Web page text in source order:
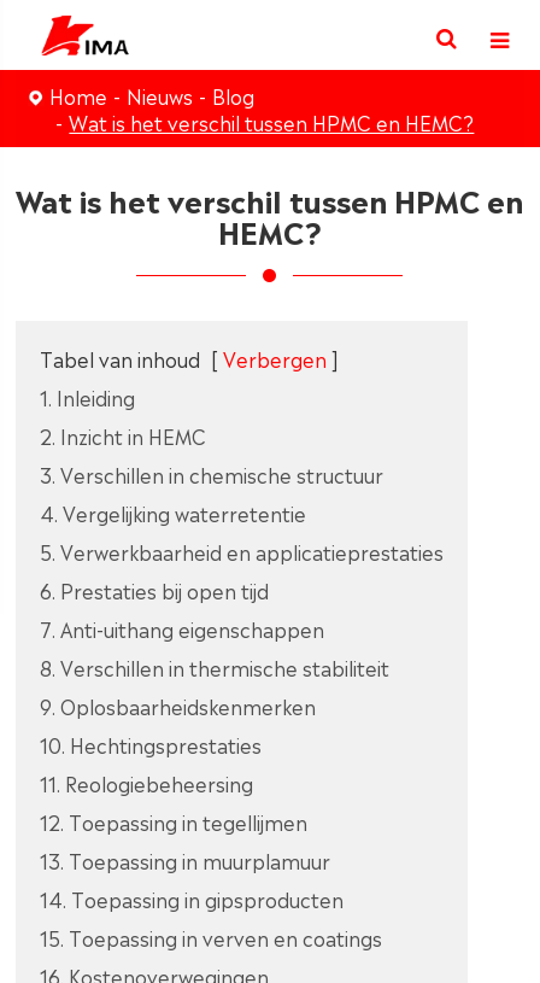
Home Nieuws
Blog
Wat is het verschil tussen HPMC en HEMC?
Wat is het verschil tussen HPMC en
HEMC?
Tabel van inhoud [ Verbergen ]
1. Inleiding
2. Inzicht in HEMC
3. Verschillen in chemische structuur
4. Vergelijking waterretentie
5. Verwerkbaarheid en applicatieprestaties
6. Prestaties bij open tijd
7. Anti-uithang eigenschappen
8. Verschillen in thermische stabiliteit
9. Oplosbaarheidskenmerken
10. Hechtingsprestaties
11. Reologiebeheersing
12. Toepassing in tegellijmen
13. Toepassing in muurplamuur
14. Toepassing in gipsproducten
15. Toepassing in verven en coatings
16. Kostenoverwegingen